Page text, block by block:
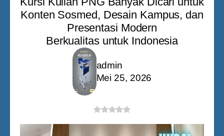
Konten Sosmed, Desain Kampus, dan
Presentasi Modern
Berkualitas untuk Indonesia
admin
Mei 25, 2026